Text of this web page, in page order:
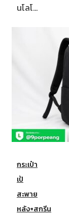
นโลโ…
กระเป๋า
เป้
สะพาย
หลัง+สกรีน